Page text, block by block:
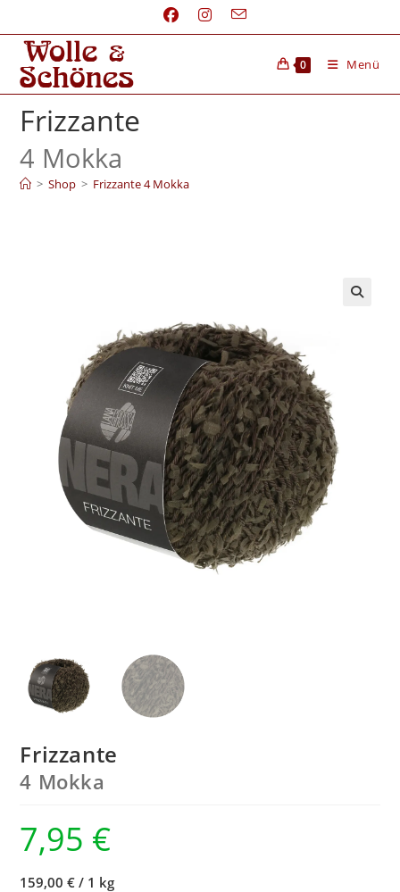
0 Menü
Frizzante
4 Mokka
> Shop > Frizzante 4 Mokka
Frizzante
4 Mokka
7,95 €
159,00 € / 1 kg